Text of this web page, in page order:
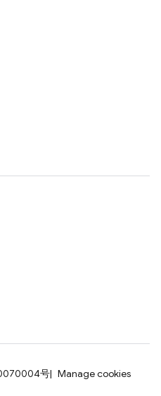
号 Manage cookies